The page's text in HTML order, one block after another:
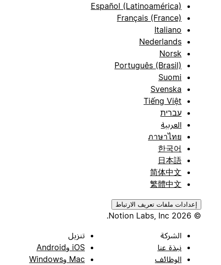
Español (Latinoamérica)
Français (France)
Italiano
Nederlands
Norsk
Português (Brasil)
Suomi
Svenska
Tiếng Việt
עברית
العربية
ภาษาไทย
한국어
日本語
简体中文
繁體中文
إعدادات ملفات تعريف الارتباط
الشركة
نبذة عنا
الوظائف
تنزيل
iOS وAndroid
Mac وWindows